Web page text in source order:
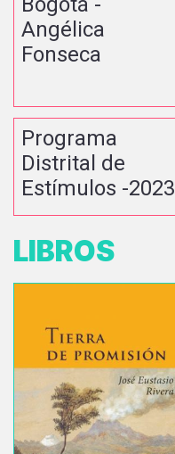
Angélica
Fonseca
Programa
Distrital de
Estímulos -2023
LIBROS